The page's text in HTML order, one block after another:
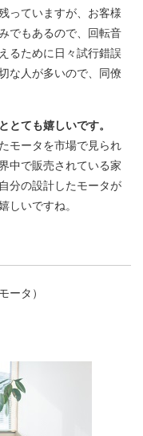
っていますが、お客様
でもあるので、回転音
るために日々試行錯誤
な人が多いので、同僚
とても嬉しいです。
モータを市場で見られ
中で販売されている家
分の設計したモータが
しいですね。
ータ）